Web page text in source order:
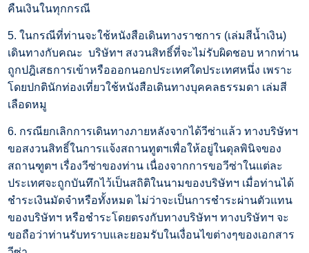
คืนเงินในทุกกรณี
5. ในกรณีที่ท่านจะใช้หนังสือเดินทางราชการ (เล่มสีน้ำเงิน)
เดินทางกับคณะ บริษัทฯ สงวนสิทธิ์ที่จะไม่รับผิดชอบ หากท่าน
ถูกปฎิเสธการเข้าหรือออกนอกประเทศใดประเทศหนึ่ง เพราะ
โดยปกตินักท่องเที่ยวใช้หนังสือเดินทางบุคคลธรรมดา เล่มสี
เลือดหมู
6. กรณียกเลิกการเดินทางภายหลังจากได้วีซ่าแล้ว ทางบริษัทฯ
ขอสงวนสิทธิ์ในการแจ้งสถานทูตฯเพื่อให้อยู่ในดุลพินิจของ
สถานฑูตฯ เรื่องวีซ่าของท่าน เนื่องจากการขอวีซ่าในแต่ละ
ประเทศจะถูกบันทึกไว้เป็นสถิติในนามของบริษัทฯ เมื่อท่านได้
ชำระเงินมัดจำหรือทั้งหมด ไม่ว่าจะเป็นการชำระผ่านตัวแทน
ของบริษัทฯ หรือชำระโดยตรงกับทางบริษัทฯ ทางบริษัทฯ จะ
ขอถือว่าท่านรับทราบและยอมรับในเงื่อนไขต่างๆของเอกสาร